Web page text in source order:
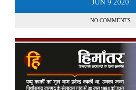
JUN 9 2020
NO COMMENTS